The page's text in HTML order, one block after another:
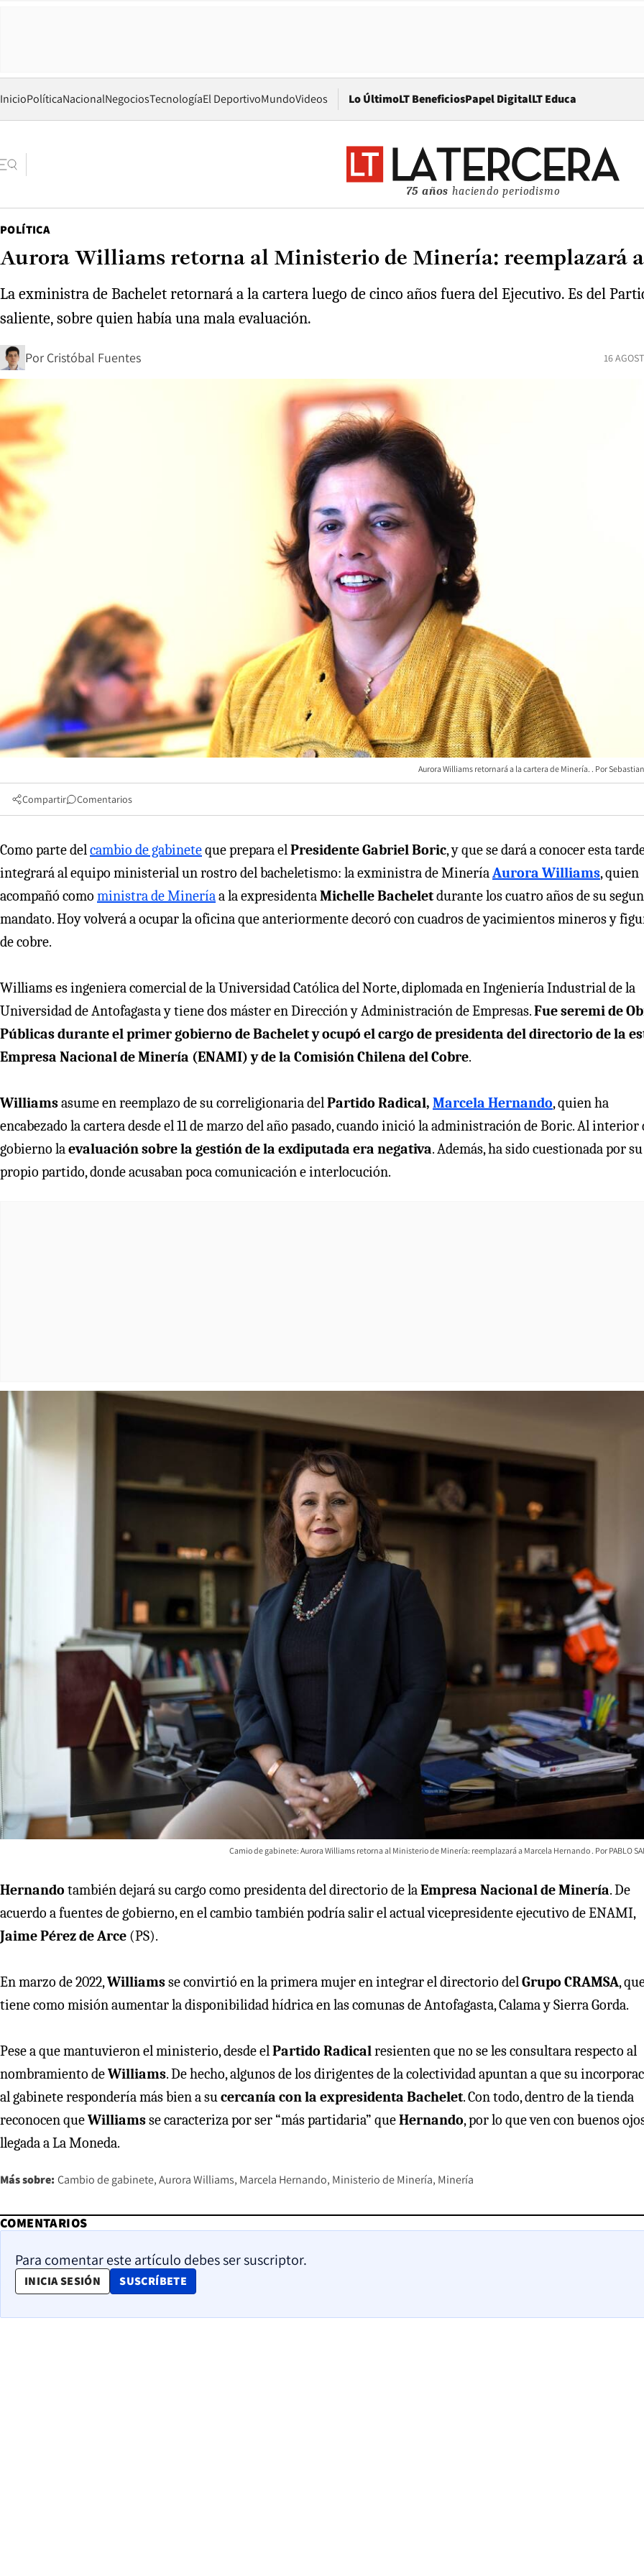
InicioPolíticaNacionalNegociosTecnologíaEl DeportivoMundoVideos Lo ÚltimoLT BeneficiosPapel DigitalOpens in new window
LT Educa
75 años haciendo periodismo
POLÍTICA
Aurora Williams retorna al Ministerio de Minería: reemplazará
La exministra de Bachelet retornará a la cartera luego de cinco años fuera del Ejecutivo. Es del
saliente, sobre quien había una mala evaluación.
Por Cristóbal Fuentes 16
Aurora Williams retornará a la cartera de Minería.
Compartir Comentarios
Como parte delcambio de gabineteque prepara elPresidente Gabriel Boric, y que se dará a conocer esta
integrará al equipo ministerial un rostro del bacheletismo: la exministra de MineríaAurora Williams, quien
acompañó como ministra de Mineríaa la expresidentaMichelle Bacheletdurante los cuatro años de su
mandato. Hoy volverá a ocupar la oficina que anteriormente decoró con cuadros de yacimientos mineros y
de cobre.
Williams es ingeniera comercial de la Universidad Católica del Norte, diplomada en Ingeniería Industrial de la
Universidad de Antofagasta y tiene dos máster en Dirección y Administración de Empresas.Fue seremi de
Públicas durante el primer gobierno deBachelet y ocupó el cargo de presidenta del directorio de la
Empresa Nacional de Minería (ENAMI) y de la Comisión Chilena del Cobre.
Williamsasume en reemplazo de su correligionaria delPartido Radical, Marcela Hernando, quien ha
encabezado la cartera desde el 11 de marzo del año pasado, cuando inició la administración de Boric. Al interior
gobierno laevaluación sobre la gestión de la exdiputada era negativa. Además, ha sido cuestionada por su
propio partido, donde acusaban poca comunicación e interlocución.
Camio de gabinete: Aurora Williams retorna al Ministerio de Minería: reemplazará a Marcela Hernando PABLO
Hernando también dejará su cargo como presidenta del directorio de laEmpresa Nacional de Minería. De
acuerdo a fuentes de gobierno, en el cambio también podría salir el actual vicepresidente ejecutivo de ENAMI,
Jaime Pérez de Arce (PS).
En marzo de 2022,Williamsse convirtió en la primera mujer en integrar el directorio delGrupo CRAMSA,
tiene como misión aumentar la disponibilidad hídrica en las comunas de Antofagasta, Calama y Sierra Gorda.
Pese a que mantuvieron el ministerio, desde elPartido Radicalresienten que no se les consultara respecto al
nombramiento deWilliams. De hecho, algunos de los dirigentes de la colectividad apuntan a que su
al gabinete respondería más bien a sucercanía con la expresidenta Bachelet. Con todo, dentro de la tienda
reconocen queWilliamsse caracteriza por ser “más partidaria” queHernando, por lo que ven con buenos
llegada a La Moneda.
Más sobre: Cambio de gabinete Aurora Williams Marcela Hernando Ministerio de Minería Minería
COMENTARIOS
Para comentar este artículo debes ser suscriptor.
INICIA SESIÓN SUSCRÍBETE
OPENS IN NEW WINDOW